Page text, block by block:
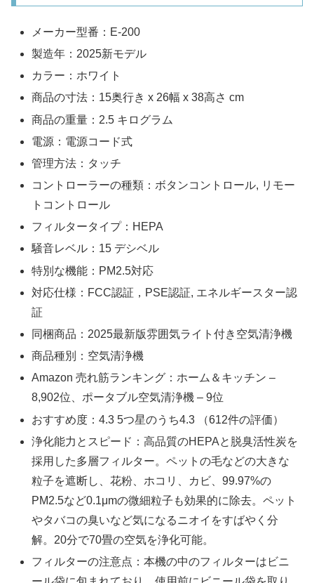
メーカー型番：E-200
製造年：2025新モデル
カラー：ホワイト
商品の寸法：15奥行き x 26幅 x 38高さ cm
商品の重量：2.5 キログラム
電源：電源コード式
管理方法：タッチ
コントローラーの種類：ボタンコントロール, リモー
トコントロール
フィルタータイプ：HEPA
騒音レベル：15 デシベル
特別な機能：PM2.5対応
対応仕様：FCC認証，PSE認証, エネルギースター認
証
同梱商品：2025最新版雰囲気ライト付き空気清浄機
商品種別：空気清浄機
Amazon 売れ筋ランキング：ホーム＆キッチン –
8,902位、ポータブル空気清浄機 – 9位
おすすめ度：4.3 5つ星のうち4.3 （612件の評価）
浄化能力とスピード：高品質のHEPAと脱臭活性炭を
採用した多層フィルター。ペットの毛などの大きな
粒子を遮断し、花粉、ホコリ、カビ、99.97%の
PM2.5など0.1μmの微細粒子も効果的に除去。ペット
やタバコの臭いなど気になるニオイをすばやく分
解。20分で70畳の空気を浄化可能。
フィルターの注意点：本機の中のフィルターはビニ